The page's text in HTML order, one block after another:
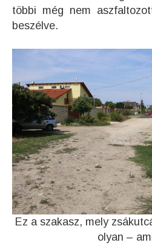
többi még nem
beszélve.
Ez a szakasz, mely
olyan –